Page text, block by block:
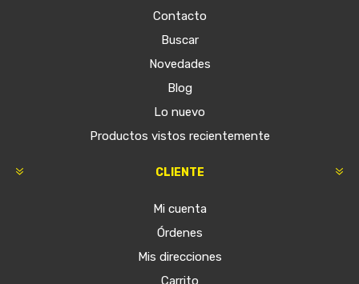
Contacto
Buscar
Novedades
Blog
Lo nuevo
Productos vistos recientemente
CLIENTE
Mi cuenta
Órdenes
Mis direcciones
Carrito